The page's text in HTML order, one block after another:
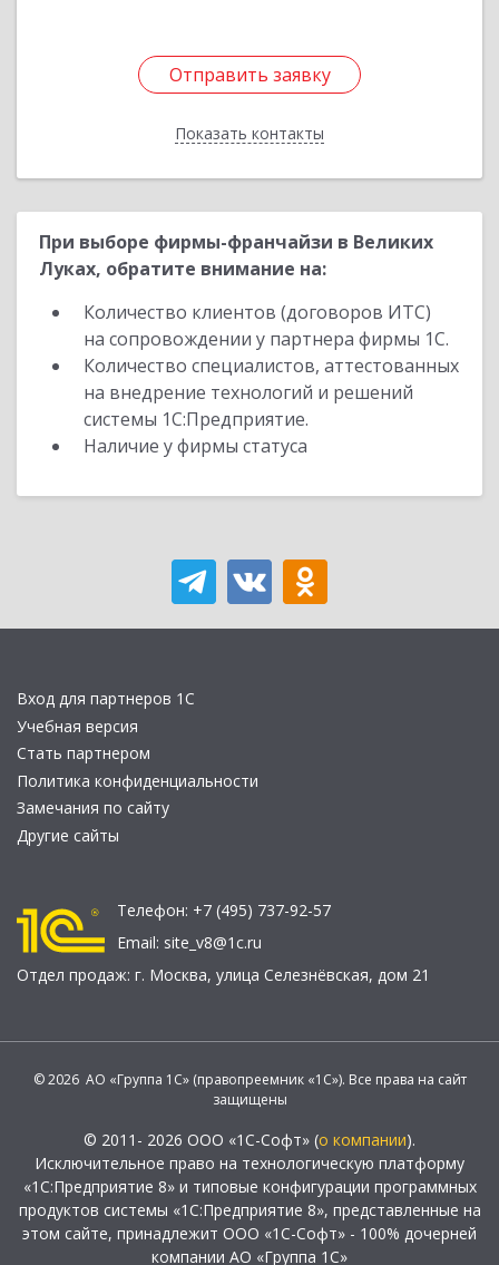
Отправить заявку
Показать контакты
Отправить заявку
Назад
При выборе фирмы-франчайзи в Великих
Луках, обратите внимание на:
Количество клиентов (договоров ИТС)
на сопровождении у партнера фирмы 1С.
Количество специалистов, аттестованных
на внедрение технологий и решений
системы 1С:Предприятие.
Наличие у фирмы статуса
Вход для партнеров 1С
Учебная версия
Стать партнером
Политика конфиденциальности
Замечания по сайту
Другие сайты
Телефон: +7 (495) 737-92-57
Email: site_v8@1c.ru
Отдел продаж: г. Москва, улица Селезнёвская, дом 21
© 2026 АО «Группа 1С» (правопреемник «1С»). Все права на сайт
защищены
© 2011- 2026 ООО «1С-Софт» (о компании).
Исключительное право на технологическую платформу
«1С:Предприятие 8» и типовые конфигурации программных
продуктов системы «1С:Предприятие 8», представленные на
этом сайте, принадлежит ООО «1С-Софт» - 100% дочерней
компании АО «Группа 1С»